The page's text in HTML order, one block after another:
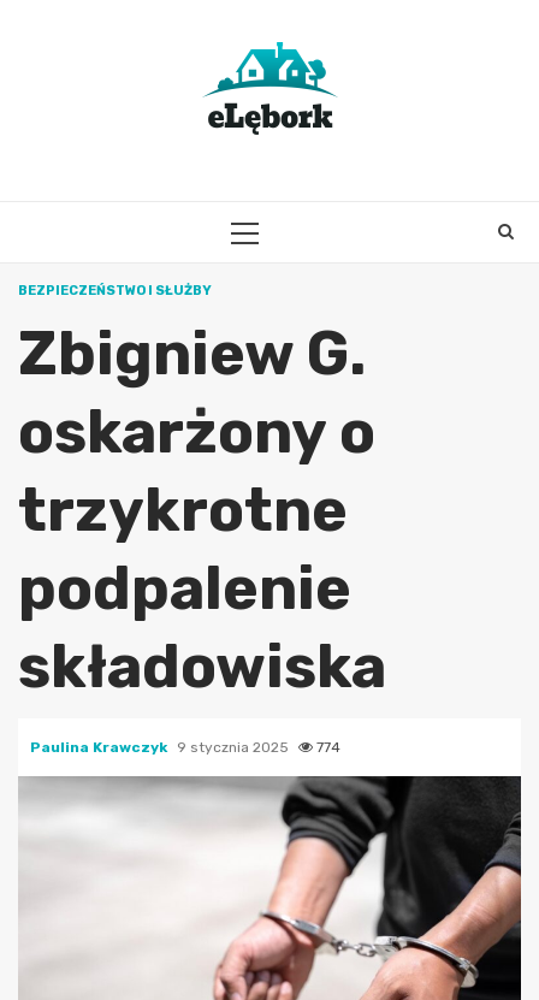
PRIMARY
BEZPIECZEŃSTWO I SŁUŻBY
Zbigniew G.
oskarżony o
trzykrotne
podpalenie
składowiska
Paulina Krawczyk 9 stycznia 2025 774